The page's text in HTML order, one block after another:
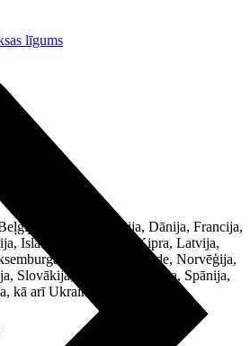
līgums
Bulgārija, Čehija, Dānija, Francija,
Islande, Itālija, Īrija, Kipra, Latvija,
Malta, Nīderlande, Norvēģija,
Slovākija, Slovēnija, Somija, Spānija,
kā arī Ukraina un Moldova.